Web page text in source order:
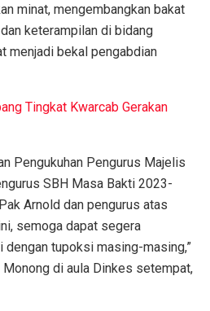
minat, mengembangkan bakat
keterampilan di bidang
menjadi bekal pengabdian
Tingkat Kwarcab Gerakan
Pengukuhan Pengurus Majelis
SBH Masa Bakti 2023-
Arnold dan pengurus atas
semoga dapat segera
dengan tupoksi masing-masing,”
di aula Dinkes setempat,